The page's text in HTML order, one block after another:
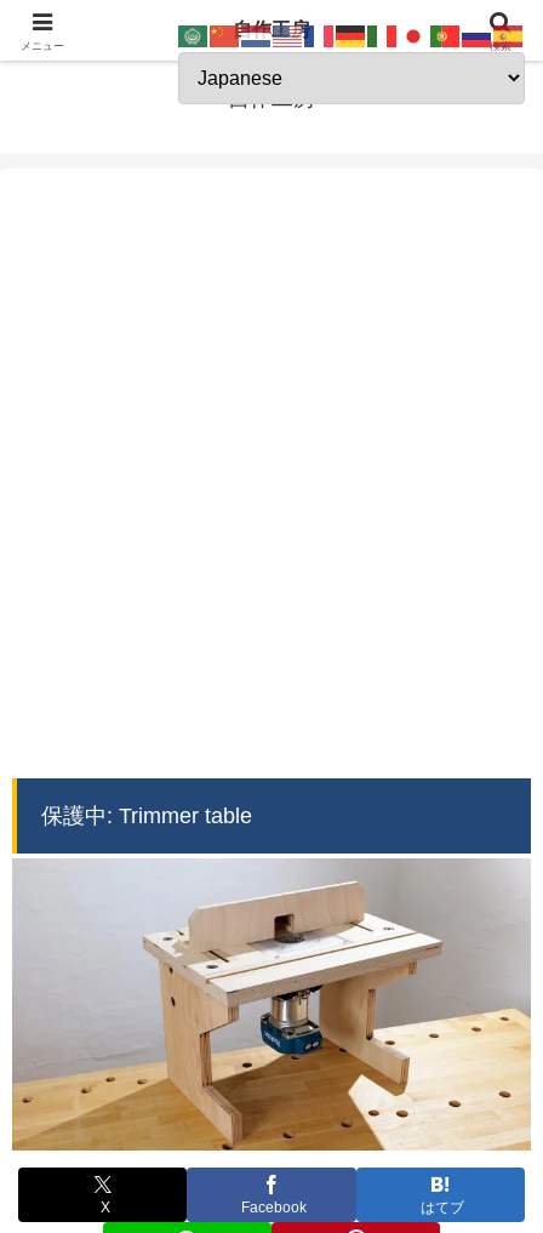
JSK-koubou
自作工房
保護中: Trimmer table
X Facebook はてブ
メニュー
自作工房
検索